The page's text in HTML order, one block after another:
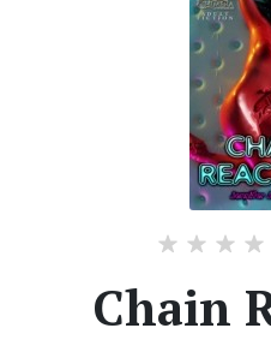
книгиChain